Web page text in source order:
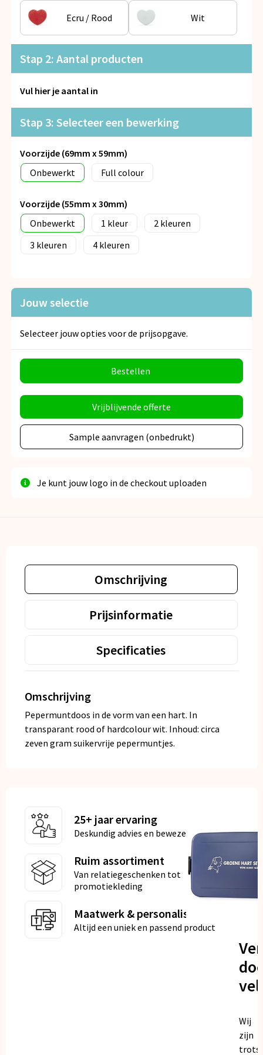
Snoepgoed
Spellen voor binnen en buiten
Veiligheid, Auto en Fiets
Vrije tijd en Strand
Anti-stress
Ecru / Rood Wit
Stap 2: Aantal producten
Vul hier je aantal in
Stap 3: Selecteer een bewerking
Voorzijde (69mm x 59mm)
Onbewerkt
Full colour
Voorzijde (55mm x 30mm)
Onbewerkt
1
2
3
4
Jouw selectie
Selecteer jouw opties voor de prijsopgave.
Bestellen
Vrijblijvende offerte
Sample aanvragen (onbedrukt)
Je kunt jouw logo in de checkout uploaden
Omschrijving
Prijsinformatie
Specificaties
Omschrijving
Pepermuntdoos in de vorm van een hart. In
transparant rood of hardcolour wit. Inhoud: circa
zeven gram suikervrije pepermuntjes.
25+ jaar ervaring
Deskundig advies en bewezen kwaliteit
Ruim assortiment
Van relatiegeschenken tot
promotiekleding
Maatwerk & personalisatie
Altijd een uniek en passend product
Wij
zijn
trots